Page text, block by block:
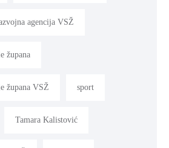
agencija VSŽ
župana
župana VSŽ sport
Tamara Kalistović